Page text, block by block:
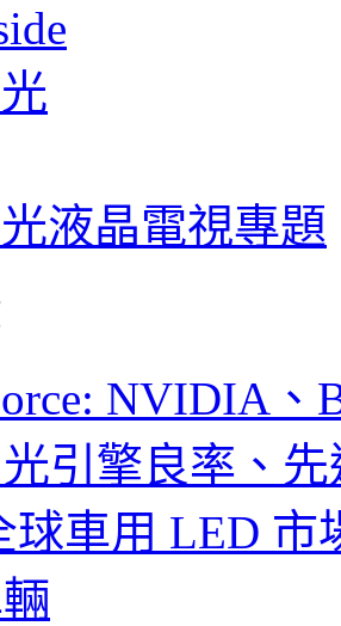
液晶電視專題
NVIDIA、
引擎良率、
球車用 LED